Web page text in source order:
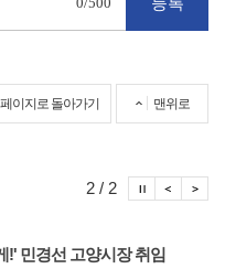
이지로 돌아가기 맨위로
!' 민경선 고양시장 취임
2 / 2 포
포토이